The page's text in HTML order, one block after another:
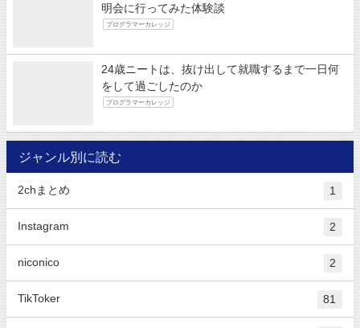
明会に行ってみた体験談
プログラマーカレッジ
24歳ニートは、抜け出して就職するまで一日何
をして過ごしたのか
プログラマーカレッジ
ジャンル別に読む
2chまとめ 1
Instagram 2
niconico 2
TikToker 81